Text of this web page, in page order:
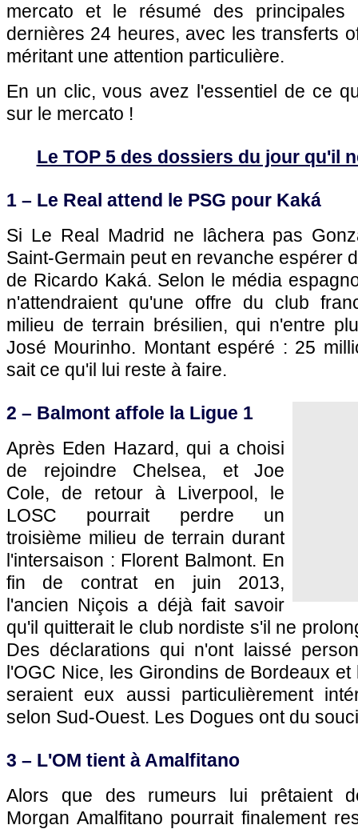
mercato et le résumé des principales
dernières 24 heures, avec les transferts
méritant une attention particulière.
En un clic, vous avez l'essentiel de ce
sur le mercato !
Le TOP 5 des dossiers du jour qu'il
1 – Le Real attend le PSG pour Kaká
Si Le Real Madrid ne lâchera pas
Saint-Germain peut en revanche espérer
de Ricardo Kaká. Selon le média
n'attendraient qu'une offre du club
milieu de terrain brésilien, qui n'entre
José Mourinho. Montant espéré : 25
sait ce qu'il lui reste à faire.
2 – Balmont affole la Ligue 1
Après Eden Hazard, qui a choisi
de rejoindre Chelsea, et Joe
Cole, de retour à Liverpool, le
LOSC pourrait perdre un
troisième milieu de terrain durant
l'intersaison : Florent Balmont. En
fin de contrat en juin 2013,
l'ancien Niçois a déjà fait savoir
qu'il quitterait le club nordiste s'il ne
Des déclarations qui n'ont laissé
l'OGC Nice, les Girondins de Bordeaux et
seraient eux aussi particulièrement
selon Sud-Ouest. Les Dogues ont du
3 – L'OM tient à Amalfitano
Alors que des rumeurs lui prêtaient
Morgan Amalfitano pourrait finalement